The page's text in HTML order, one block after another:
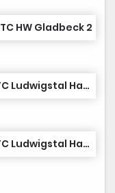
TC HW Gladbeck 2
TC Ludwigstal Hattingen 2
TC Ludwigstal Hattingen 2